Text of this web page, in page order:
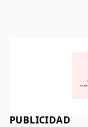
PUBLICIDAD